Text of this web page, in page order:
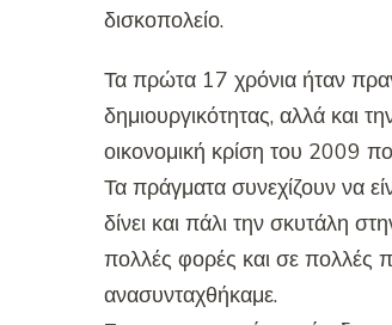
δισκοπολείο.
Τα πρώτα 17 χρόνια ήταν
δημιουργικότητας, αλλά και
οικονομική κρίση του 2009
Τα πράγματα συνεχίζουν να
δίνει και πάλι την σκυτάλη
πολλές φορές και σε πολλές
ανασυνταχθήκαμε.